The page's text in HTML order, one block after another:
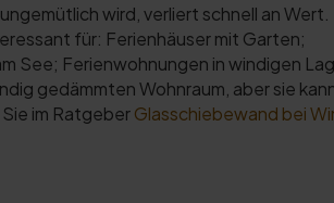
wird, verliert schnell an Wert.
für: Ferienhäuser mit Garten;
See; Ferienwohnungen in windigen
gedämmten Wohnraum, aber sie
im RatgeberGlasschiebewand bei